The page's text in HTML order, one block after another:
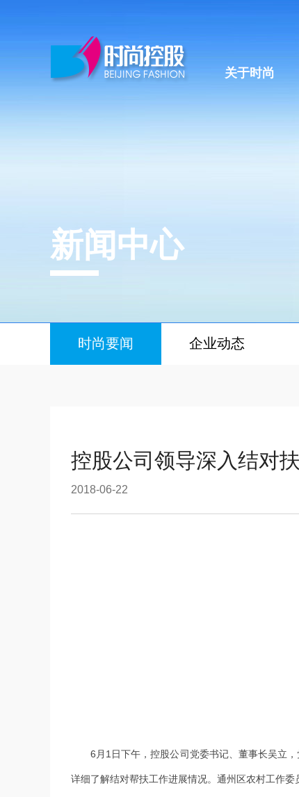
关于时尚
新闻中心
时尚要闻 企业动态
控股公司领导深入结对
2018-06-22
6月1日下午，控股公司党委书记、董事长吴立，
详细了解结对帮扶工作进展情况。通州区农村工作